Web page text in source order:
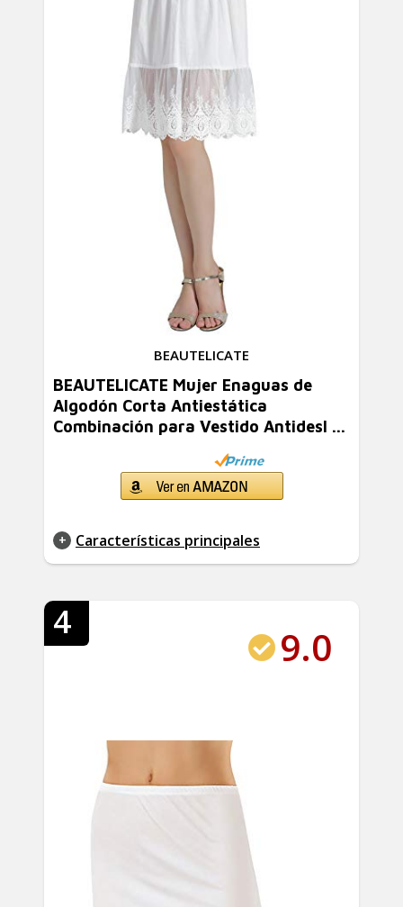
BEAUTELICATE
BEAUTELICATE Mujer Enaguas de
Algodón Corta Antiestática
Combinación para Vestido Antidesl ...
Características principales
4
9.0